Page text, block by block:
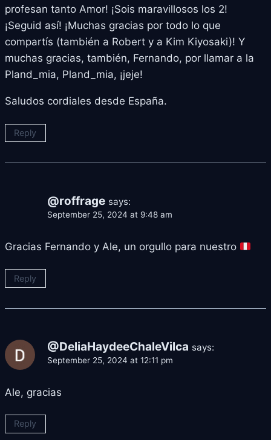
profesan tanto Amor! ¡Sois maravillosos los 2!
¡Seguid así! ¡Muchas gracias por todo lo que
compartís (también a Robert y a Kim Kiyosaki)! Y
muchas gracias, también, Fernando, por llamar a la
Pland_mia, Pland_mia, ¡jeje!
Saludos cordiales desde España.
Reply
@roffrage says:
September 25, 2024 at 9:48 am
Gracias Fernando y Ale, un orgullo para nuestro
Reply
@DeliaHaydeeChaleVilca says:
September 25, 2024 at 12:11 pm
Ale, gracias
Reply